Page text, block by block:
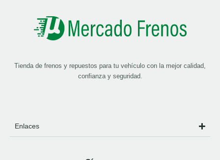
Tienda de frenos y repuestos para tu vehículo con la mejor calidad,
confianza y seguridad.
Enlaces